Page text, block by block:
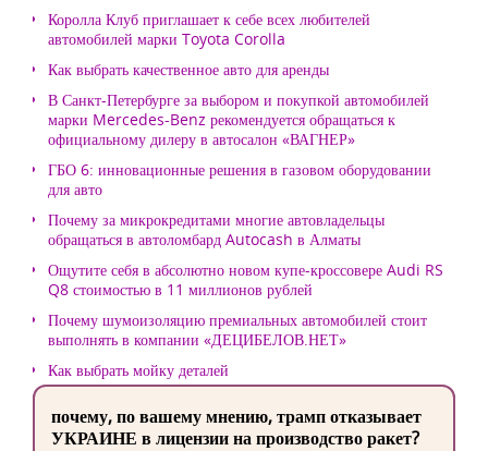
Королла Клуб приглашает к себе всех любителей
автомобилей марки Toyota Corolla
Как выбрать качественное авто для аренды
В Санкт-Петербурге за выбором и покупкой автомобилей
марки Mercedes-Benz рекомендуется обращаться к
официальному дилеру в автосалон «ВАГНЕР»
ГБО 6: инновационные решения в газовом оборудовании
для авто
Почему за микрокредитами многие автовладельцы
обращаться в автоломбард Autocash в Алматы
Ощутите себя в абсолютно новом купе-кроссовере Audi RS
Q8 стоимостью в 11 миллионов рублей
Почему шумоизоляцию премиальных автомобилей стоит
выполнять в компании «ДЕЦИБЕЛОВ.НЕТ»
Как выбрать мойку деталей
почему, по вашему мнению, трамп отказывает
УКРАИНЕ в лицензии на производство ракет?